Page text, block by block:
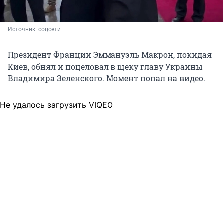
Источник: соцсети
Президент Франции Эммануэль Макрон, покидая
Киев, обнял и поцеловал в щеку главу Украины
Владимира Зеленского. Момент попал на видео.
Не удалось загрузить VIQEO